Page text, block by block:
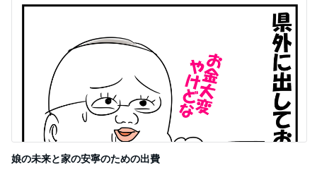
娘の未来と家の安寧のための出費